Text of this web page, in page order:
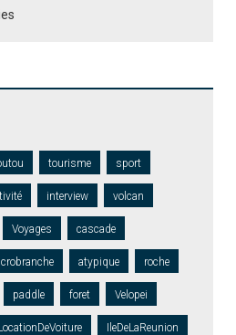
tourisme sport
interview volcan
Voyages cascade
atypique roche
paddle foret Velopei
IleDeLaReunion